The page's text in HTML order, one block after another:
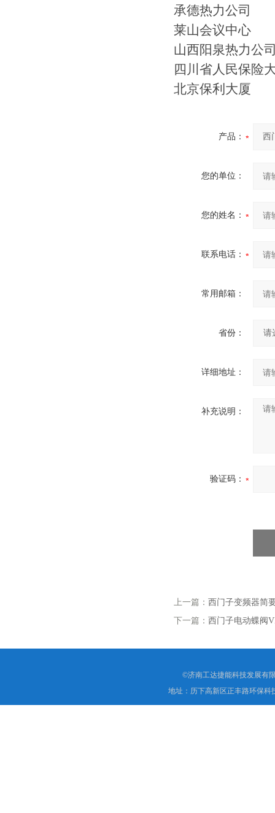
承德热力公司
莱山会议中心
山西阳泉热力公
四川省人民保险
北京保利大厦
产品：
您的单位：
您的姓名：
联系电话：
常用邮箱：
省份：
详细地址：
补充说明：
验证码：
上一篇： 西门子变频器简
下一篇： 西门子电动蝶阀
©济南工达捷能科技发展有
地址：历下高新区正丰路环保科